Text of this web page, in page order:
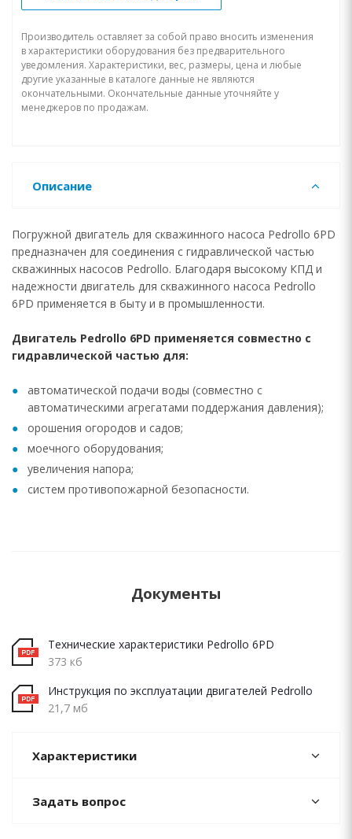
Производитель оставляет за собой право вносить изменения
в характеристики оборудования без предварительного
уведомления. Характеристики, вес, размеры, цена и любые
другие указанные в каталоге данные не являются
окончательными. Окончательные данные уточняйте у
менеджеров по продажам.
Описание
Погружной двигатель для скважинного насоса Pedrollo 6PD
предназначен для соединения с гидравлической частью
скважинных насосов Pedrollo. Благодаря высокому КПД и
надежности двигатель для скважинного насоса Pedrollo
6PD применяется в быту и в промышленности.
Двигатель Pedrollo 6PD применяется совместно с
гидравлической частью для:
автоматической подачи воды (совместно с
автоматическими агрегатами поддержания давления);
орошения огородов и садов;
моечного оборудования;
увеличения напора;
систем противопожарной безопасности.
Документы
Технические характеристики Pedrollo 6PD
373 кб
Инструкция по эксплуатации двигателей Pedrollo
21,7 мб
Характеристики
Задать вопрос